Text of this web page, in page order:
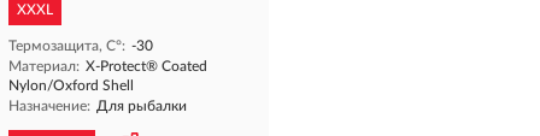
XXXL
Термозащита, С°: -30
Материал: X-Protect® Coated
Nylon/Oxford Shell
Назначение: Для рыбалки